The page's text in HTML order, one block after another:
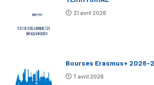
21 avril 2026
Bourses Erasmus+ 2026-
7 avril 2026